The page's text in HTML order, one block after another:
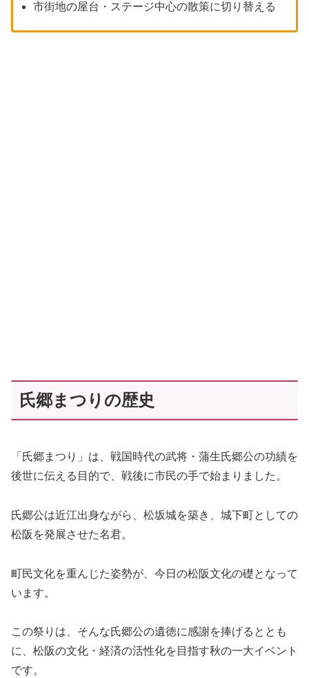
市街地の屋台・ステージ中心の散策に切り替える
氏郷まつりの歴史
「氏郷まつり」は、戦国時代の武将・蒲生氏郷公の功績を
後世に伝える目的で、戦後に市民の手で始まりました。
氏郷公は近江出身ながら、松坂城を築き、城下町としての
松阪を発展させた名君。
町民文化を重んじた姿勢が、今日の松阪文化の礎となって
います。
この祭りは、そんな氏郷公の遺徳に感謝を捧げるととも
に、松阪の文化・経済の活性化を目指す秋の一大イベント
です。